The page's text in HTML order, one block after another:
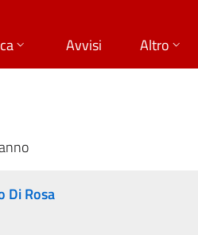
Avvisi Altro
Di Rosa